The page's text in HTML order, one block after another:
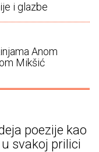
i glazbe
Anom
Mikšić
poezije kao
svakoj prilici